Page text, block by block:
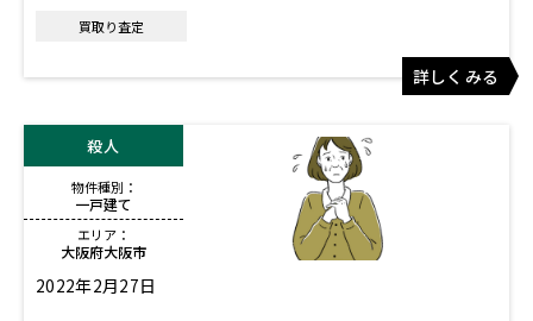
買取り査定
詳しくみる
殺人
物件種別：
一戸建て
エリア：
大阪府大阪市
2022年2月27日